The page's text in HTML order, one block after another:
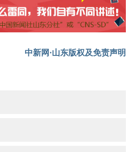
中新网·山东版权及免责声明